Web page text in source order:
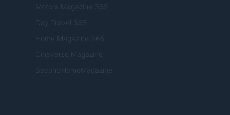
Motors Magazine 365
Day Travel 365
Home Magazine 365
Cineverse Magazine
SecondHomeMagazine